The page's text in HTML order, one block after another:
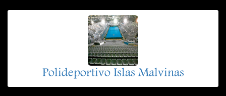
Polideportivo Islas Malvinas